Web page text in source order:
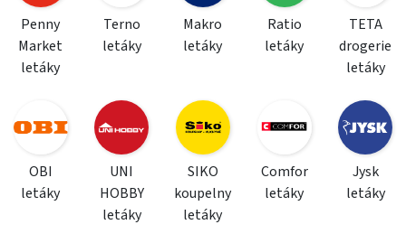
Penny
Market
letáky
Terno
letáky
Makro
letáky
Ratio
letáky
TETA
drogerie
letáky
OBI
letáky
UNI
HOBBY
letáky
SIKO
koupelny
letáky
Comfor
letáky
Jysk
letáky